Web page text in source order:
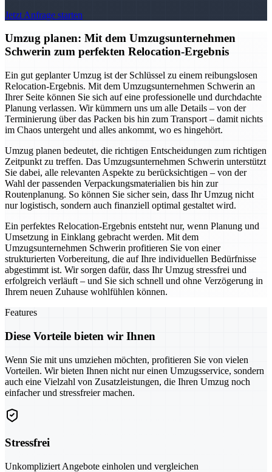
Jetzt Anfrage starten
Umzug planen: Mit dem Umzugsunternehmen
Schwerin zum perfekten Relocation-Ergebnis
Ein gut geplanter Umzug ist der Schlüssel zu einem reibungslosen
Relocation-Ergebnis. Mit dem Umzugsunternehmen Schwerin an
Ihrer Seite können Sie sich auf eine professionelle und durchdachte
Planung verlassen. Wir kümmern uns um alle Details – von der
Terminierung über das Packen bis hin zum Transport – damit nichts
im Chaos untergeht und alles ankommt, wo es hingehört.
Umzug planen bedeutet, die richtigen Entscheidungen zum richtigen
Zeitpunkt zu treffen. Das Umzugsunternehmen Schwerin unterstützt
Sie dabei, alle relevanten Aspekte zu berücksichtigen – von der
Wahl der passenden Verpackungsmaterialien bis hin zur
Routenplanung. So können Sie sicher sein, dass Ihr Umzug nicht
nur logistisch, sondern auch finanziell optimal gestaltet wird.
Ein perfektes Relocation-Ergebnis entsteht nur, wenn Planung und
Umsetzung in Einklang gebracht werden. Mit dem
Umzugsunternehmen Schwerin profitieren Sie von einer
strukturierten Vorbereitung, die auf Ihre individuellen Bedürfnisse
abgestimmt ist. Wir sorgen dafür, dass Ihr Umzug stressfrei und
erfolgreich verläuft – und Sie sich schnell und ohne Verzögerung in
Ihrem neuen Zuhause wohlfühlen können.
Features
Diese Vorteile bieten wir Ihnen
Wenn Sie mit uns umziehen möchten, profitieren Sie von vielen
Vorteilen. Wir bieten Ihnen nicht nur einen Umzugsservice, sondern
auch eine Vielzahl von Zusatzleistungen, die Ihren Umzug noch
einfacher und stressfreier machen.
Stressfrei
Unkompliziert Angebote einholen und vergleichen